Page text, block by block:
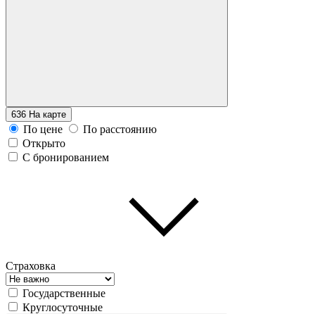
636 На карте
По цене
По расстоянию
Открыто
С бронированием
Страховка
Государственные
Круглосуточные